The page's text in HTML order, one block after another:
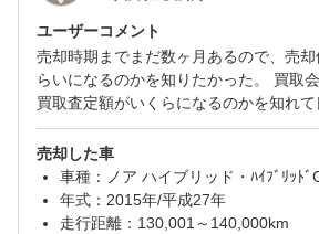
ユーザーコメント
売却時期までまだ数ヶ月あるので、売却
らいになるのかを知りたかった。 買取会
買取査定額がいくらになるのかを知れて
売却した車
車種：ノア ハイブリッド・ﾊｲﾌﾞﾘｯﾄﾞ
年式：2015年/平成27年
走行距離：130,001～140,000km